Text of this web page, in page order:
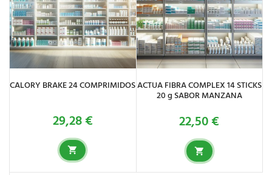
CALORY BRAKE 24 COMPRIMIDOS
Precio
29,28 €
ACTUA FIBRA COMPLEX 14 STICKS
20 g SABOR MANZANA
Precio
22,50 €